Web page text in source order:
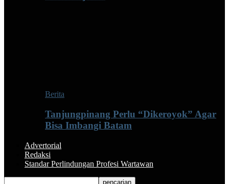
Berita
Tanjungpinang Perlu “Dikeroyok” Agar
Bisa Imbangi Batam
Advertorial
Redaksi
Standar Perlindungan Profesi Wartawan